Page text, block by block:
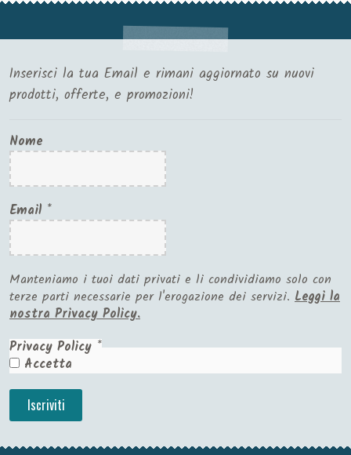
Inserisci la tua Email e rimani aggiornato su nuovi
prodotti, offerte, e promozioni!
Nome
Email *
Manteniamo i tuoi dati privati e li condividiamo solo con
terze parti necessarie per l'erogazione dei servizi. Leggi la
nostra Privacy Policy.
Privacy Policy *
Accetta